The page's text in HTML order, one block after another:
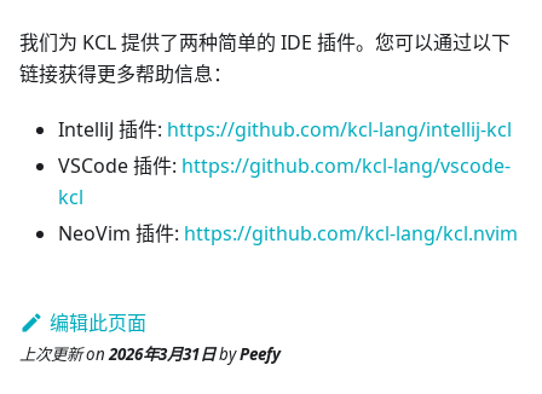
我们为 KCL 提供了两种简单的 IDE 插件。您可以通过以下
链接获得更多帮助信息：
IntelliJ 插件: https://github.com/kcl-lang/intellij-kcl
VSCode 插件: https://github.com/kcl-lang/vscode-
kcl
NeoVim 插件: https://github.com/kcl-lang/kcl.nvim
编辑此页面
上次更新on2026年3月31日byPeefy